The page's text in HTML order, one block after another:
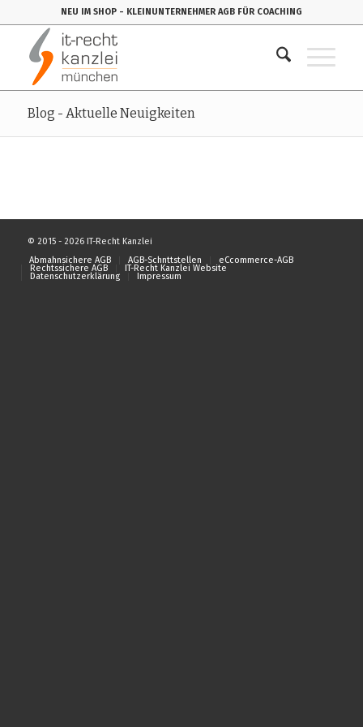
NEU IM SHOP - KLEINUNTERNEHMER AGB FÜR COACHING
Blog - Aktuelle Neuigkeiten
© 2015 - 2026 IT-Recht Kanzlei
Abmahnsichere AGB
AGB-Schnttstellen eCcommerce-AGB
Rechtssichere AGB IT-Recht Kanzlei Website
Datenschutzerklärung Impressum